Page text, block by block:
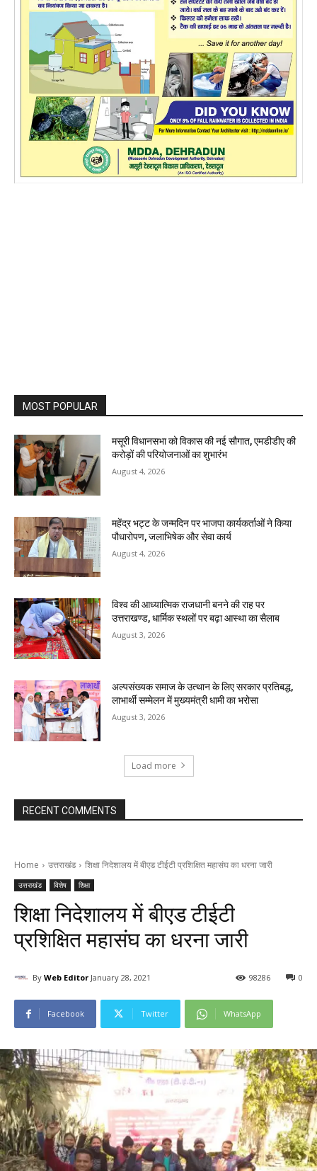
MOST POPULAR
मसूरी विधानसभा को विकास की नई सौगात, एमडीडीए की
करोड़ों की परियोजनाओं का शुभारंभ
August 4, 2026
महेंद्र भट्ट के जन्मदिन पर भाजपा कार्यकर्ताओं ने किया
पौधारोपण, जलाभिषेक और सेवा कार्य
August 4, 2026
विश्व की आध्यात्मिक राजधानी बनने की राह पर
उत्तराखण्ड, धार्मिक स्थलों पर बढ़ा आस्था का सैलाब
August 3, 2026
अल्पसंख्यक समाज के उत्थान के लिए सरकार प्रतिबद्ध,
लाभार्थी सम्मेलन में मुख्यमंत्री धामी का भरोसा
August 3, 2026
Load more
RECENT COMMENTS